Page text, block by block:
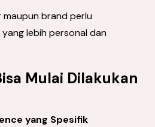
brand perlu
lebih personal dan
Mulai Dilakukan
yang Spesifik